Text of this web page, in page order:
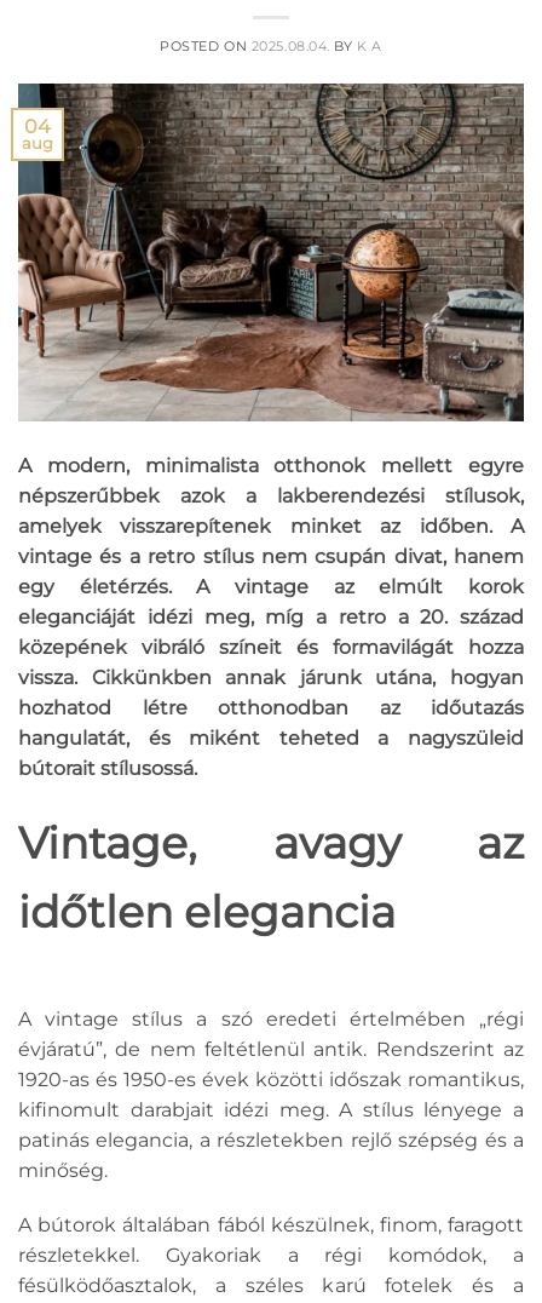
POSTED ON 2025.08.04. BY K A
04
aug
A modern, minimalista otthonok mellett egyre
népszerűbbek azok a lakberendezési stílusok,
amelyek visszarepítenek minket az időben. A
vintage és a retro stílus nem csupán divat, hanem
egy életérzés. A vintage az elmúlt korok
eleganciáját idézi meg, míg a retro a 20. század
közepének vibráló színeit és formavilágát hozza
vissza. Cikkünkben annak járunk utána, hogyan
hozhatod létre otthonodban az időutazás
hangulatát, és miként teheted a nagyszüleid
bútorait stílusossá.
Vintage, avagy az
időtlen elegancia
A vintage stílus a szó eredeti értelmében „régi
évjáratú”, de nem feltétlenül antik. Rendszerint az
1920-as és 1950-es évek közötti időszak romantikus,
kifinomult darabjait idézi meg. A stílus lényege a
patinás elegancia, a részletekben rejlő szépség és a
minőség.
A bútorok általában fából készülnek, finom, faragott
részletekkel. Gyakoriak a régi komódok, a
fésülködőasztalok, a széles karú fotelek és a